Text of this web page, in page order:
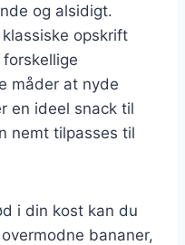
og alsidigt.
opskrift
måder at nyde
en ideel snack til
nemt tilpasses til
i din kost kan du
bananer,